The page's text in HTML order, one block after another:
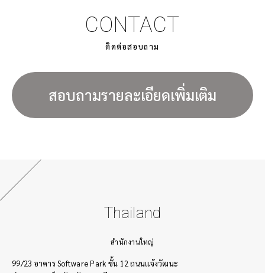
CONTACT
ติดต่อสอบถาม
สอบถามรายละเอียดเพิ่มเติม
Thailand
สำนักงานใหญ่
99/23 อาคาร Software Park ชั้น 12 ถนนเเจ้งวัฒนะ